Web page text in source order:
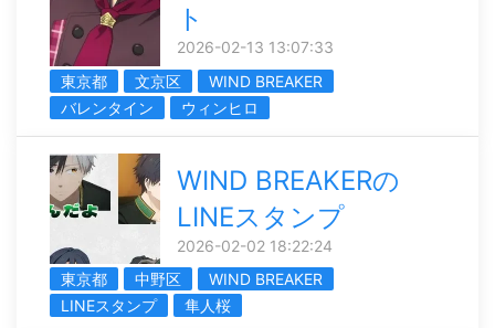
ト
2026-02-13 13:07:33
東京都
文京区
WIND BREAKER
バレンタイン
ウィンヒロ
WIND BREAKERの
LINEスタンプ
2026-02-02 18:22:24
東京都
中野区
WIND BREAKER
LINEスタンプ
隼人桜